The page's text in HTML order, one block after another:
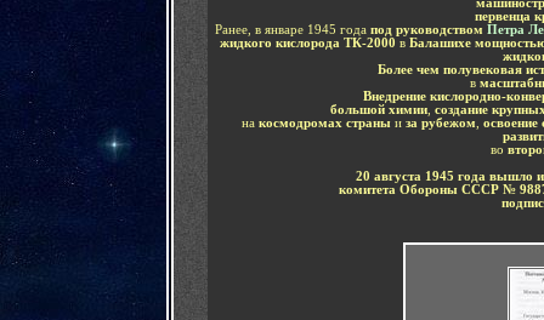
первенца
Ранее, в январе 1945 года под руководством Петра
жидкого кислорода ТК-2000 в Балашихе
Более чем полувековая
в
Внедрение кислородно-
большой химии, создание
на космодромах страныи за рубежом
освоение
во
20 августа 1945 года вышло
комитета Обороны СССР №